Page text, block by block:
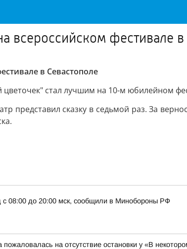
всероссийском фестивале в
в Севастополе
стал лучшим на 10-м юбилейном
представил сказку в седьмой раз. За
с 08:00 до 20:00 мск, сообщили в Минобороны РФ
на отсутствие остановки у «В